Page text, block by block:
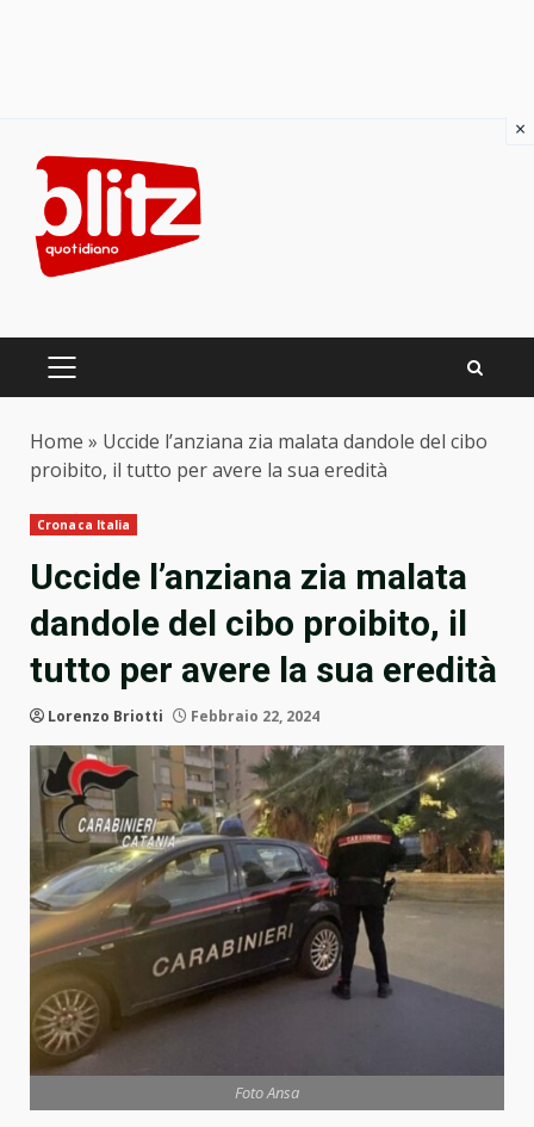
content
PRIMARY
Home » Uccide l’anziana zia malata dandole del cibo
proibito, il tutto per avere la sua eredità
Cronaca Italia
Uccide l’anziana zia malata
dandole del cibo proibito, il
tutto per avere la sua eredità
Lorenzo Briotti Febbraio 22, 2024
Foto Ansa
×